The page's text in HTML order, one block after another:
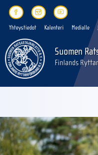
Yhteystiedot Kalenteri Medialle
Suomen
Finlands